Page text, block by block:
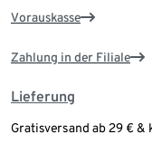
Vorauskasse
Zahlung in der Filiale
Lieferung
Gratisversand ab 29 € &